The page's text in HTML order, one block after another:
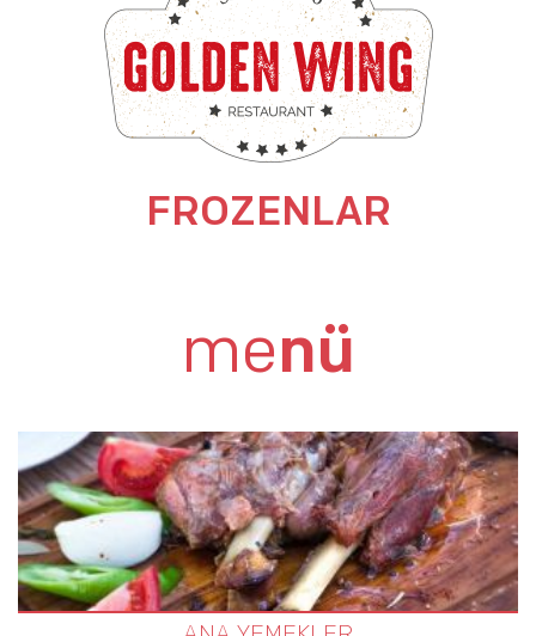
FROZENLAR
menü